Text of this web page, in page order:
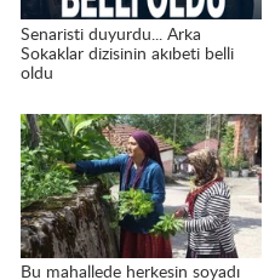
Senaristi duyurdu... Arka
Sokaklar dizisinin akıbeti belli
oldu
Bu mahallede herkesin soyadı